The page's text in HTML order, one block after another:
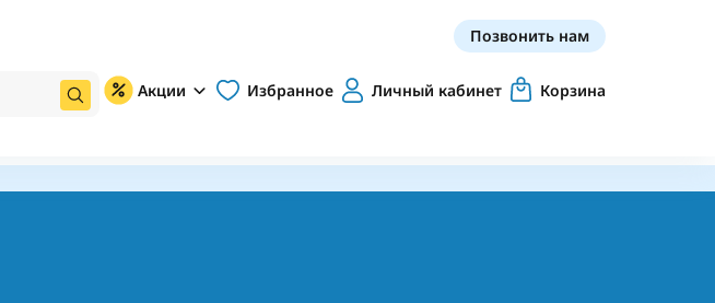
Позвонить нам
Акции Избранное Личный кабинет Корзина